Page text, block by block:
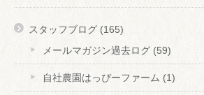
スタッフブログ (165)
メールマガジン過去ログ (59)
自社農園はっぴーファーム (1)